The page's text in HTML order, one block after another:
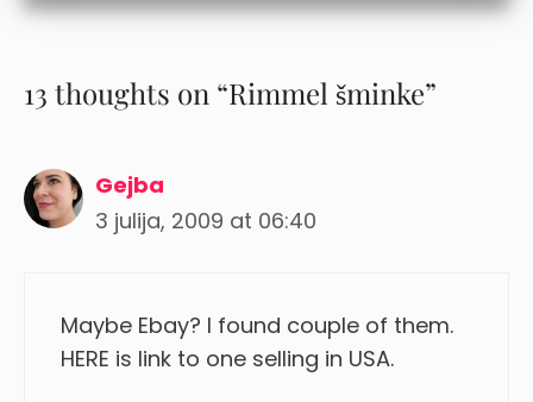
13 thoughts on “Rimmel šminke”
Gejba
3 julija, 2009 at 06:40
Maybe Ebay? I found couple of them.
HERE is link to one selling in USA.